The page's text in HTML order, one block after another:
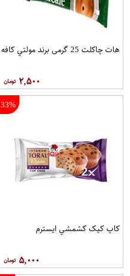
هات چاکلت 25 گرمی برند مولتي کافه
۲,۵۰۰
33%
کاپ کيک کشمشي ايسترم
۵,۰۰۰